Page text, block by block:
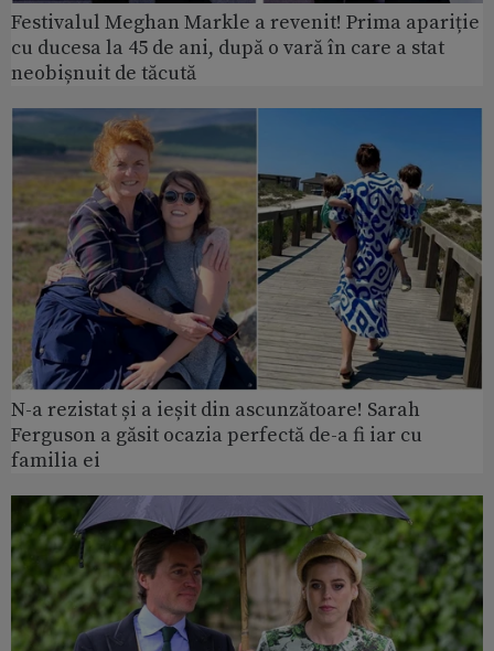
Festivalul Meghan Markle a revenit! Prima apariție
cu ducesa la 45 de ani, după o vară în care a stat
neobișnuit de tăcută
N-a rezistat și a ieșit din ascunzătoare! Sarah
Ferguson a găsit ocazia perfectă de-a fi iar cu
familia ei